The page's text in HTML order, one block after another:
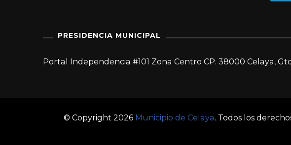
PRESIDENCIA MUNICIPAL
Portal Independencia #101 Zona Centro CP. 38000 Celaya,
© Copyright 2026 Municipio de Celaya. Todos los